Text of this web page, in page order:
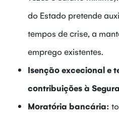
do Estado pretende
tempos de crise, a
emprego existentes.
Isenção excecional e
contribuições à
Moratória bancária: